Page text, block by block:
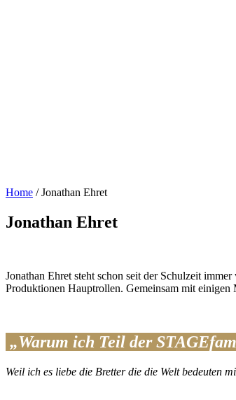
Home /Jonathan Ehret
Jonathan Ehret
Jonathan Ehret steht schon seit der Schulzeit
Produktionen Hauptrollen. Gemeinsam mit
„Warum ich Teil der
Weil ich es liebe die Bretter die die Welt bedeuten